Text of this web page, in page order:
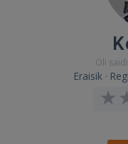
Oli
Eraisik ·